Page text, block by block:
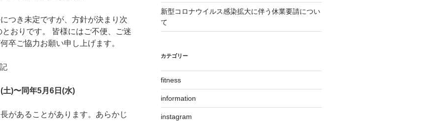
つき未定ですが、方針が決まり次
おりです。 皆様にはご不便、ご迷
卒ご協力お願い申し上げます。
記
)〜同年5月6日(水)
があることがあります。あらかじ
新型コロナウイルス感染拡大に伴う休業要請につい
て
カテゴリー
fitness
information
instagram